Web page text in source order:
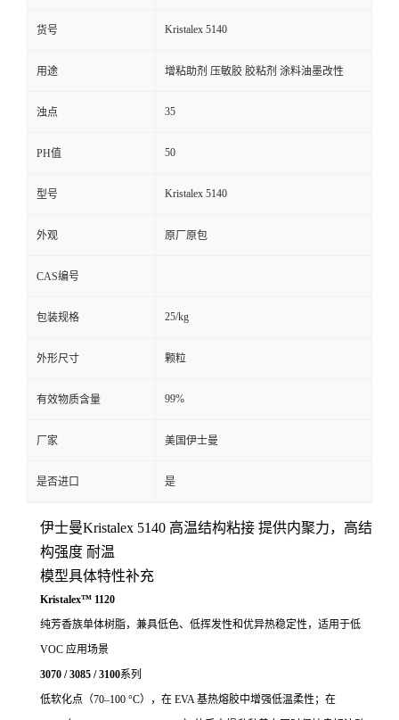
货号 Kristalex 5140
用途 增粘助剂 压敏胶 胶粘剂 涂料油墨改性
浊点 35
PH值 50
型号 Kristalex 5140
外观 原厂原包
CAS编号
包装规格 25/kg
外形尺寸 颗粒
有效物质含量 99%
厂家 美国伊士曼
是否进口 是
伊士曼Kristalex 5140 高温结构粘接 提供内聚力，高结
构强度 耐温
模型具体特性补充
Kristalex™ 1120
纯芳香族单体树脂，兼具低色、低挥发性和优异热稳定性，适用于低
VOC 应用场景
3070 / 3085 / 3100系列
低软化点（70–100 °C），在 EVA 基热熔胶中增强低温柔性；在